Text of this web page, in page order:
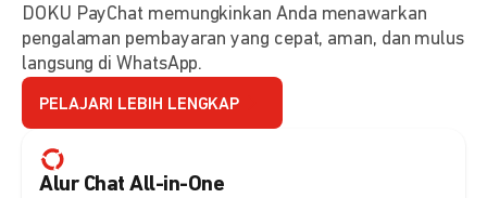
Alur Chat All-in-One
DOKU PayChat memungkinkan Anda menawarkan
pengalaman pembayaran yang cepat, aman, dan mulus
langsung di WhatsApp.
PELAJARI LEBIH LENGKAP